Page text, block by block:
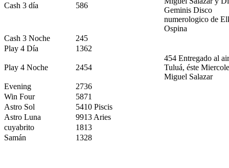
Cash 3 día 586
Geminis Disco
numerologico de
Ospina
Cash 3 Noche
245
Play 4 Día
1362
Play 4 Noche 2454
454 Entregado al
Tuluá, éste
Miguel Salazar
Evening
2736
Win Four
5871
Astro Sol
5410 Piscis
Astro Luna
9913 Aries
cuyabrito
1813
Samán
1328